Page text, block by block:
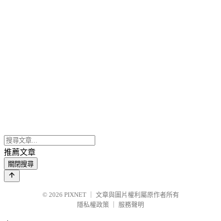
推薦文章
關閉搜尋
© 2026 PIXNET
文章與圖片權利屬原作者所有
隱私權政策
服務聲明